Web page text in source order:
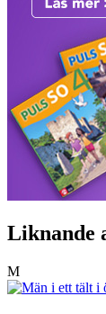
Liknande
M